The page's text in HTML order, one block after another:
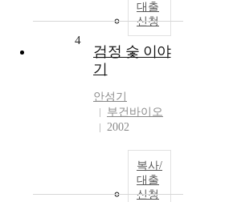
대출
신청
4
검정 숯 이야
기
안성기
부건바이오
2002
복사/
대출
신청